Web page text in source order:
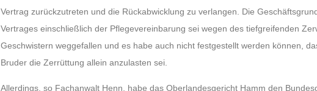
Vertrag zurückzutreten und die Rückabwicklung zu verlangen. Die
Vertrages einschließlich der Pflegevereinbarung sei wegen des tiefgreifenden
Geschwistern weggefallen und es habe auch nicht festgestellt werden können,
Bruder die Zerrüttung allein anzulasten sei.
Allerdings, so Fachanwalt Henn, habe das Oberlandesgericht Hamm den